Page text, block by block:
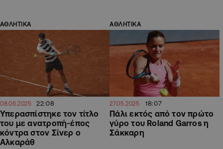
ΑΘΛΗΤΙΚΑ
08.06.2025 22:08
Υπερασπίστηκε τον τίτλο
του με ανατροπή-έπος
κόντρα στον Σίνερ ο
Αλκαράθ
ΑΘΛΗΤΙΚΑ
27.05.2025 18:07
Πάλι εκτός από τον πρώτο
γύρο του Roland Garros η
Σάκκαρη